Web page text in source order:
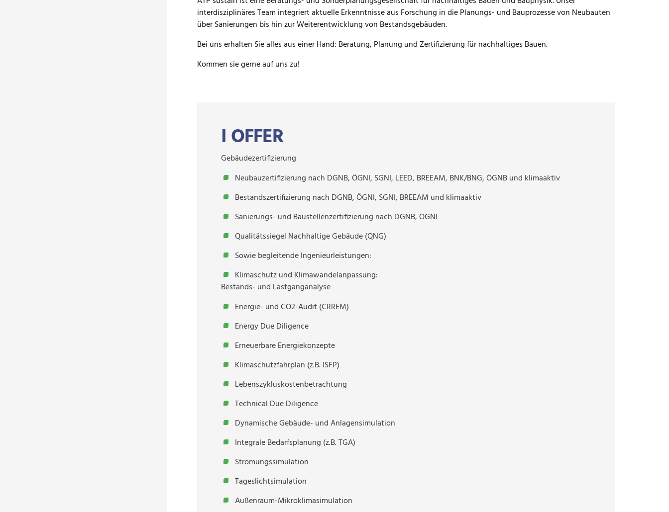
9151 - Confidential/ Certificate: Gold /BuildingsOffices and Administriative Buildings / Location: Stuttgart
Brookkamp - Billbrookdeich 188,190/Certificate: Gold /Buildings New ConstructionLogistics Buildings / Location:
Hamburg
interdisziplinäres Team integriert aktuelle Erkenntnisse aus Forschung in die Planungs- und Bauprozesse von Neubauten
über Sanierungen bis hin zur Weiterentwicklung von Bestandsgebäuden.
Bei uns erhalten Sie alles aus einer Hand: Beratung, Planung und Zertifizierung für nachhaltiges Bauen.
Kommen sie gerne auf uns zu!
I OFFER
Gebäudezertifizierung
Neubauzertifizierung nach DGNB, ÖGNI, SGNI, LEED, BREEAM, BNK/BNG, ÖGNB und klimaaktiv
Bestandszertifizierung nach DGNB, ÖGNI, SGNI, BREEAM und klimaaktiv
Sanierungs- und Baustellenzertifizierung nach DGNB, ÖGNI
Qualitätssiegel Nachhaltige Gebäude (QNG)
Sowie begleitende Ingenieurleistungen:
Klimaschutz und Klimawandelanpassung:
Bestands- und Lastganganalyse
Energie- und CO2-Audit (CRREM)
Energy Due Diligence
Erneuerbare Energiekonzepte
Klimaschutzfahrplan (z.B. ISFP)
Lebenszykluskostenbetrachtung
Technical Due Diligence
Dynamische Gebäude- und Anlagensimulation
Integrale Bedarfsplanung (z.B. TGA)
Strömungssimulation
Tageslichtsimulation
Außenraum-Mikroklimasimulation